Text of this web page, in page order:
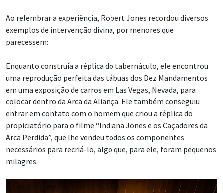
Ao relembrar a experiência, Robert Jones recordou diversos
exemplos de intervenção divina, por menores que
parecessem:
Enquanto construía a réplica do tabernáculo, ele encontrou
uma reprodução perfeita das tábuas dos Dez Mandamentos
em uma exposição de carros em Las Vegas, Nevada, para
colocar dentro da Arca da Aliança. Ele também conseguiu
entrar em contato com o homem que criou a réplica do
propiciatório para o filme “Indiana Jones e os Caçadores da
Arca Perdida”, que lhe vendeu todos os componentes
necessários para recriá-lo, algo que, para ele, foram pequenos
milagres.